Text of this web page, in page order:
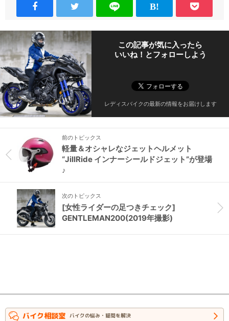
この記事が気に入ったら
いいね！とフォローしよう
レディスバイクの最新の情報をお届けします
前のトピックス
軽量＆オシャレなジェットヘルメット
“JillRide インナーシールドジェット”が登場
♪
次のトピックス
[女性ライダーの足つきチェック]
GENTLEMAN200(2019年撮影)
バイク相談室 バイクの悩み・疑問を解決